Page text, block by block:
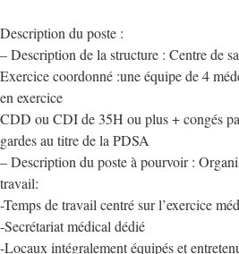
Description du poste :
– Description de la structure : Centre de
Exercice coordonné :une équipe de 4
en exercice
CDD ou CDI de 35H ou plus + congés
gardes au titre de la PDSA
– Description du poste à pourvoir :
travail:
-Temps de travail centré sur l’exercice
-Secrétariat médical dédié
-Locaux intégralement équipés et